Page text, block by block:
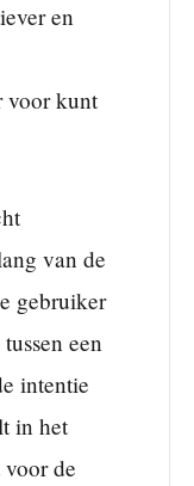
en
voor kunt
van de
gebruiker
een
intentie
in het
de